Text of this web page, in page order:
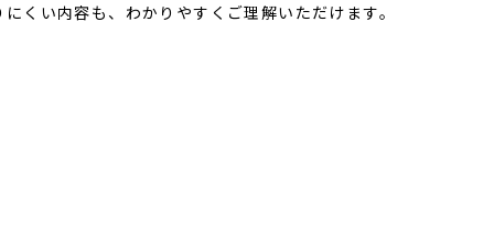
くい内容も、わかりやすくご理解いただけます。